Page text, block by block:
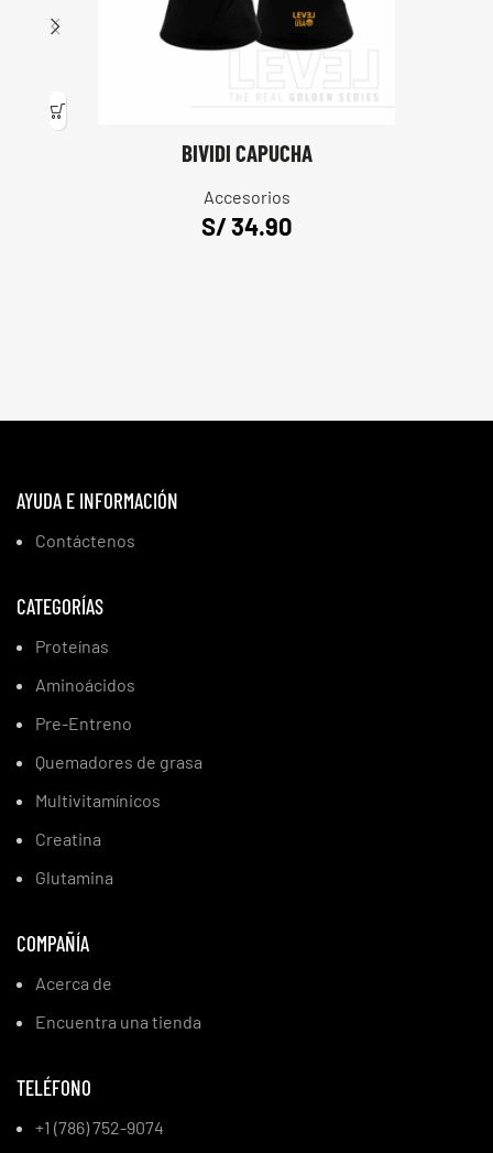
BIVIDI CAPUCHA
Accesorios
S/
AYUDA E INFORMACIÓN
Contáctenos
CATEGORÍAS
Proteínas
Aminoácidos
Pre-Entreno
Quemadores de grasa
Multivitamínicos
Creatina
Glutamina
COMPAÑÍA
Acerca de
Encuentra una tienda
TELÉFONO
+1 (786) 752-9074